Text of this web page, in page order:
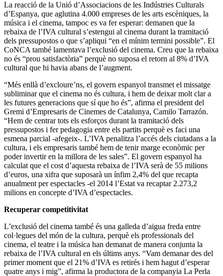
La reacció de la Unió d’Associacions de les Indústries Culturals
d’Espanya, que aglutina 4.000 empreses de les arts escèniques, la
música i el cinema, tampoc es va fer esperar: demanen que la
rebaixa de l’IVA cultural s’estengui al cinema durant la tramitació
dels pressupostos o que s’apliqui “en el mínim termini possible”. El
CoNCA també lamentava l’exclusió del cinema. Creu que la rebaixa
no és “prou satisfactòria” perquè no suposa el retorn al 8% d’IVA
cultural que hi havia abans de l’augment.
“Més enllà d’excloure’ns, el govern espanyol transmet el missatge
subliminar que el cinema no és cultura, i hem de deixar molt clar a
les futures generacions que sí que ho és”, afirma el president del
Gremi d’Empresaris de Cinemes de Catalunya, Camilo Tarrazón.
“Hem de centrar tots els esforços durant la tramitació dels
pressupostos i fer pedagogia entre els partits perquè es faci una
esmena parcial -afegeix-. L’IVA penalitza l’accés dels ciutadans a la
cultura, i els empresaris també hem de tenir marge econòmic per
poder invertir en la millora de les sales”. El govern espanyol ha
calculat que el cost d’aquesta rebaixa de l’IVA serà de 55 milions
d’euros, una xifra que suposarà un ínfim 2,4% del que recapta
anualment per espectacles -el 2014 l’Estat va recaptar 2.273,2
milions en concepte d’IVA d’espectacles.
Recuperar competitivitat
L’exclusió del cinema també és una galleda d’aigua freda entre
col·legues del món de la cultura, perquè els professionals del
cinema, el teatre i la música han demanat de manera conjunta la
rebaixa de l’IVA cultural en els últims anys. “Vam demanar des del
primer moment que el 21% d’IVA es retirés i hem hagut d’esperar
quatre anys i mig”, afirma la productora de la companyia La Perla